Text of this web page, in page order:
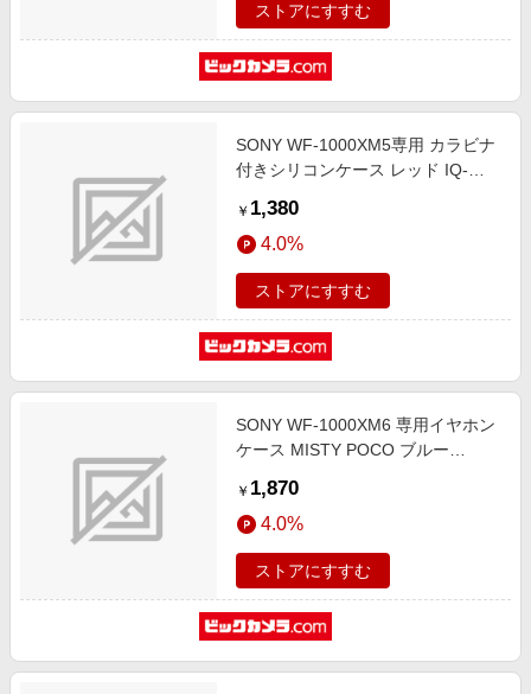
ストアにすすむ
SONY WF-1000XM5専用 カラビナ
付きシリコンケース レッド IQ-
￥ 1,380
4.0%
ストアにすすむ
SONY WF-1000XM6 専用イヤホン
ケース MISTY POCO ブルー
￥ 1,870
4.0%
ストアにすすむ